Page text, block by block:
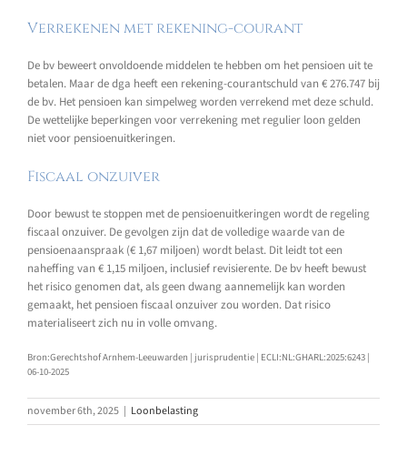
Verrekenen met rekening-courant
De bv beweert onvoldoende middelen te hebben om het pensioen uit te
betalen. Maar de dga heeft een rekening-courantschuld van € 276.747 bij
de bv. Het pensioen kan simpelweg worden verrekend met deze schuld.
De wettelijke beperkingen voor verrekening met regulier loon gelden
niet voor pensioenuitkeringen.
Fiscaal onzuiver
Door bewust te stoppen met de pensioenuitkeringen wordt de regeling
fiscaal onzuiver. De gevolgen zijn dat de volledige waarde van de
pensioenaanspraak (€ 1,67 miljoen) wordt belast. Dit leidt tot een
naheffing van € 1,15 miljoen, inclusief revisierente. De bv heeft bewust
het risico genomen dat, als geen dwang aannemelijk kan worden
gemaakt, het pensioen fiscaal onzuiver zou worden. Dat risico
materialiseert zich nu in volle omvang.
Bron:Gerechtshof Arnhem-Leeuwarden | jurisprudentie | ECLI:NL:GHARL:2025:6243 |
06-10-2025
november 6th, 2025 | Loonbelasting